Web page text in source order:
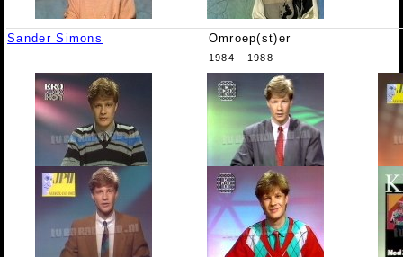
Sander Simons Omroep(st)er
1984 - 1988